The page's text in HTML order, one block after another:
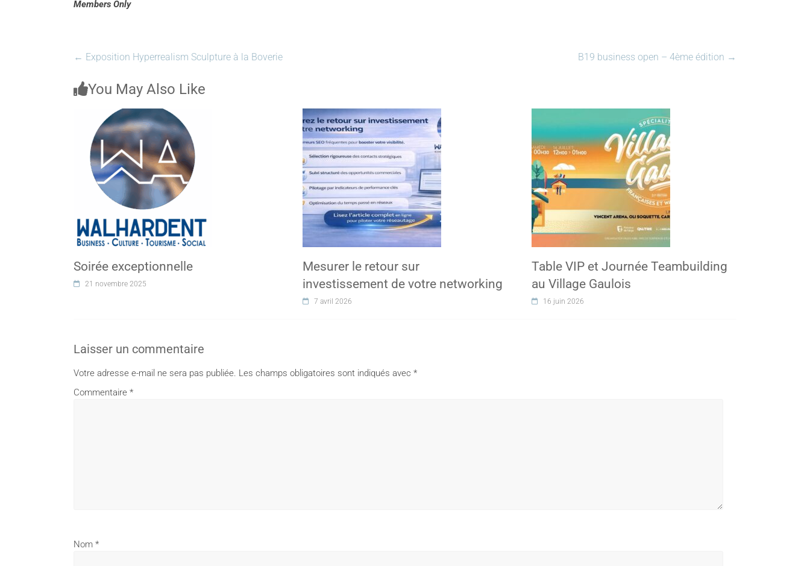
Members Only
← Exposition Hyperrealism Sculpture à la Boverie B19 business open – 4ème édition →
You May Also Like
Soirée exceptionnelle
21 novembre 2025
Mesurer le retour sur
investissement de votre networking
7 avril 2026
Table VIP et Journée Teambuilding
au Village Gaulois
16 juin 2026
Laisser un commentaire
Votre adresse e-mail ne sera pas publiée. Les champs obligatoires sont indiqués avec *
Commentaire *
Nom *